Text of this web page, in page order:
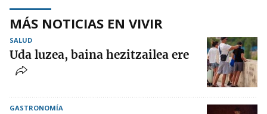
MÁS NOTICIAS EN VIVIR
SALUD
Uda luzea, baina hezitzailea ere
GASTRONOMÍA